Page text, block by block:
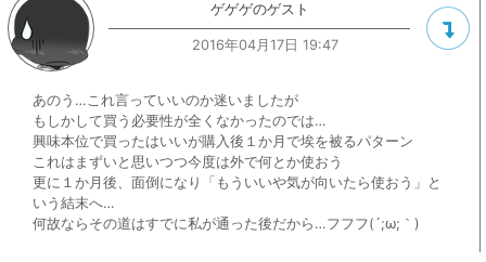
ゲゲゲのゲスト
2016年04月17日 19:47
あのう…これ言っていいのか迷いましたが
もしかして買う必要性が全くなかったのでは…
興味本位で買ったはいいが購入後１か月で埃を被るパターン
これはまずいと思いつつ今度は外で何とか使おう
更に１か月後、面倒になり「もういいや気が向いたら使おう」と
いう結末へ…
何故ならその道はすでに私が通った後だから…フフフ(´;ω;｀)